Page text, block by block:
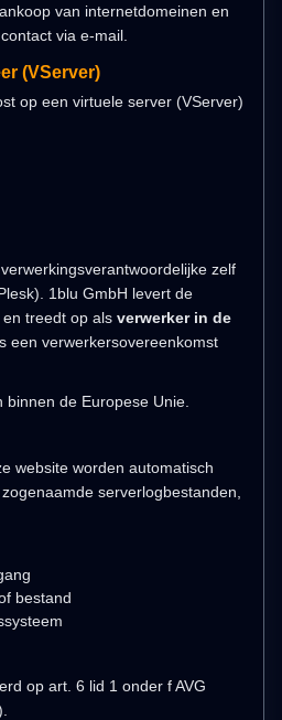
van internetdomeinen en
via e-mail.
(VServer)
op een virtuele server (VServer)
zelf
1blu GmbH levert de
treedt op als verwerker in de
is een verwerkersovereenkomst
de Europese Unie.
website worden automatisch
serverlogbestanden,
bestand
op art. 6 lid 1 onder f AVG